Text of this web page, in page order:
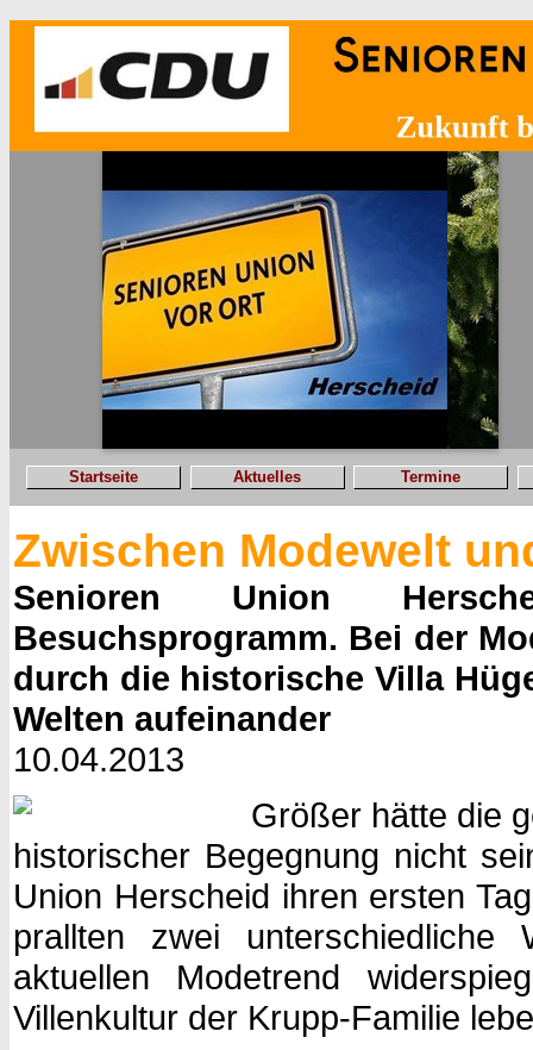
Startseite Aktuelles Termine
Zwischen Modewelt
Senioren Union
Besuchsprogramm. Bei der
durch die historische Villa
Welten aufeinander
10.04.2013
Größer hätte die
historischer Begegnung nicht
Union Herscheid ihren ersten
prallten zwei
aktuellen Modetrend
Villenkultur der Krupp-Familie